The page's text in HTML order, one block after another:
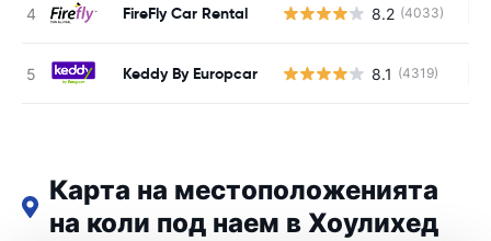
FireFly Car Rental 8.2 (4033)
Keddy By Europcar 8.1 (4319)
Карта на местоположенията
на коли под наем в Хоулихед